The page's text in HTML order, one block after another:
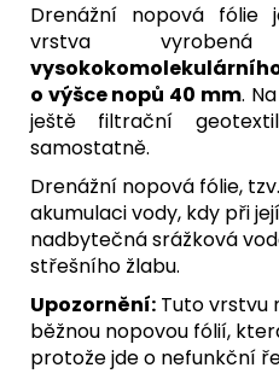
Drenážní nopová
vrstva
o výšce nopů 40 mm.
ještě filtrační
samostatně.
Drenážní nopová fólie,
akumulaci vody, kdy při
nadbytečná srážková
střešního žlabu.
Upozornění: Tuto vrstvu
běžnou nopovou fólií,
protože jde o nefunkční